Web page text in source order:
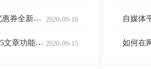
券全新样
2020-09-16
文章功能优 2020-09-15
自媒体
如何在